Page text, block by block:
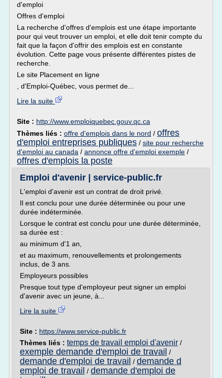
d'emploi
Offres d'emploi
La recherche d'offres d'emplois est une étape importante
pour qui veut trouver un emploi, et elle doit tenir compte du
fait que la façon d'offrir des emplois est en constante
évolution. Cette page vous présente différentes pistes de
recherche.
Le site Placement en ligne
, d'Emploi-Québec, vous permet de...
Lire la suite
Site : http://www.emploiquebec.gouv.qc.ca
Thèmes liés : offre d'emplois dans le nord / offres
d'emploi entreprises publiques / site pour recherche
d'emploi au canada / annonce offre d'emploi exemple /
offres d'emplois la poste
Emploi d'avenir | service-public.fr
L'emploi d'avenir est un contrat de droit privé.
Il est conclu pour une durée déterminée ou pour une
durée indéterminée.
Lorsque le contrat est conclu pour une durée déterminée,
sa durée est :
au minimum d'1 an,
et au maximum, renouvellements et prolongements
inclus, de 3 ans.
Employeurs possibles
Presque tout type d'employeur peut signer un emploi
d'avenir avec un jeune, à...
Lire la suite
Site : https://www.service-public.fr
Thèmes liés : temps de travail emploi d'avenir /
exemple demande d'emploi de travail /
demande d'emploi de travail / demande d
emploi de travail / demande d'emploi de